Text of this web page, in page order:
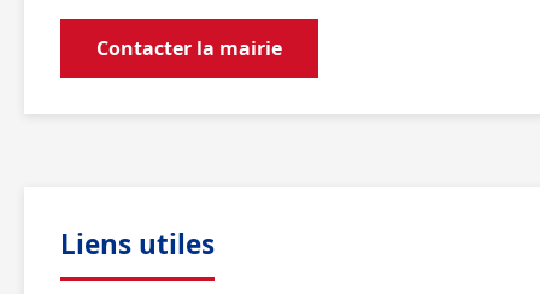
Contacter la mairie
Liens utiles